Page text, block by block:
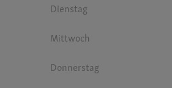
Dienstag
Mittwoch
Donnerstag